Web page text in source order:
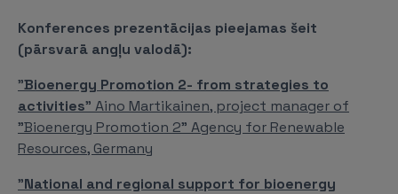
Konferences prezentācijas pieejamas šeit
(pārsvarā angļu valodā):
"Bioenergy Promotion 2- from strategies to
activities" Aino Martikainen, project manager of
"Bioenergy Promotion 2" Agency for Renewable
Resources, Germany
"National and regional support for bioenergy